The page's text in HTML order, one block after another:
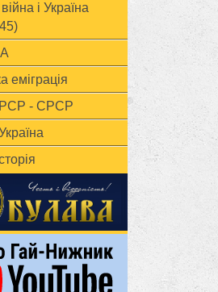
війна і Україна
еміграція
- СРСР